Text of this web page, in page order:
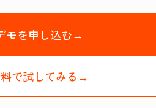
モを申し込む→
で試してみる→